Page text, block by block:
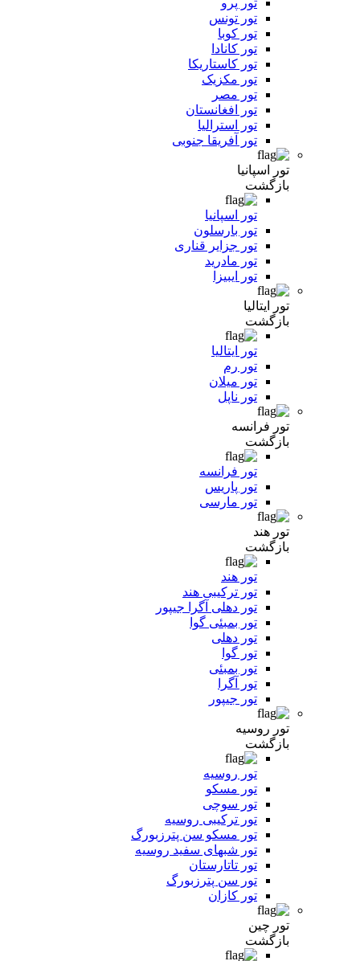
تور پرو
تور تونس
تور کوبا
تور کانادا
تور کاستاریکا
تور مکزیک
تور مصر
تور افغانستان
تور استرالیا
تور آفریقا جنوبی
تور اسپانیا
بازگشت
تور اسپانیا
تور بارسلون
تور جزایر قناری
تور مادرید
تور ایبیزا
تور ایتالیا
بازگشت
تور ایتالیا
تور رم
تور میلان
تور ناپل
تور فرانسه
بازگشت
تور فرانسه
تور پاریس
تور مارسی
تور هند
بازگشت
تور هند
تور ترکیبی هند
تور دهلی آگرا جیپور
تور بمبئی گوا
تور دهلی
تور گوا
تور بمبئی
تور آگرا
تور جیپور
تور روسیه
بازگشت
تور روسیه
تور مسکو
تور سوچی
تور ترکیبی روسیه
تور مسکو سن پترزبورگ
تور شبهای سفید روسیه
تور تاتارستان
تور سن پترزبورگ
تور کازان
تور چین
بازگشت